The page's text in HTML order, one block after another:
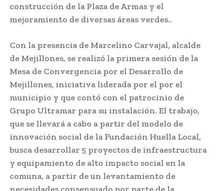
construcción de la Plaza de Armas y el
mejoramiento de diversas áreas verdes..
Con la presencia de Marcelino Carvajal, alcalde
de Mejillones, se realizó la primera sesión de la
Mesa de Convergencia por el Desarrollo de
Mejillones, iniciativa liderada por el por el
municipio y que contó con el patrocinio de
Grupo Ultramar para su instalación. El trabajo,
que se llevará a cabo a partir del modelo de
innovación social de la Fundación Huella Local,
busca desarrollar 5 proyectos de infraestructura
y equipamiento de alto impacto social en la
comuna, a partir de un levantamiento de